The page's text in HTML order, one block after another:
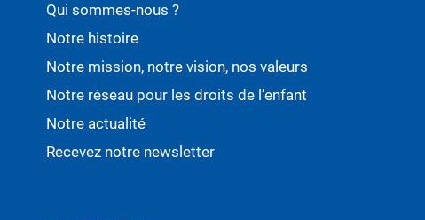
Qui sommes-nous ?
Notre histoire
Notre mission, notre vision, nos valeurs
Notre réseau pour les droits de l’enfant
Notre actualité
Recevez notre newsletter